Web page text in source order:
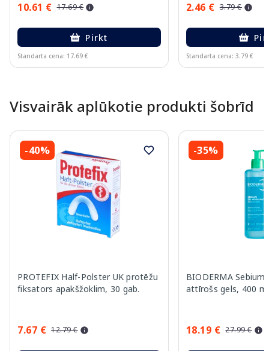
10.61 € 17.69 €
Pirkt
Standarta cena: 17.69 €
2.46 € 3.79 €
Standarta cena: 3.79 €
Visvairāk aplūkotie produkti šobrīd
-40%
PROTEFIX Half-Polster UK protēžu
fiksators apakšžoklim, 30 gab.
7.67 € 12.79 €
-35%
BIODERMA
attīrošs gels, 400 ml
18.19 € 27.99 €